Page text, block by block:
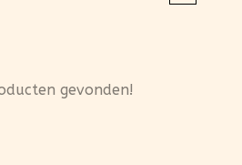
gevonden!